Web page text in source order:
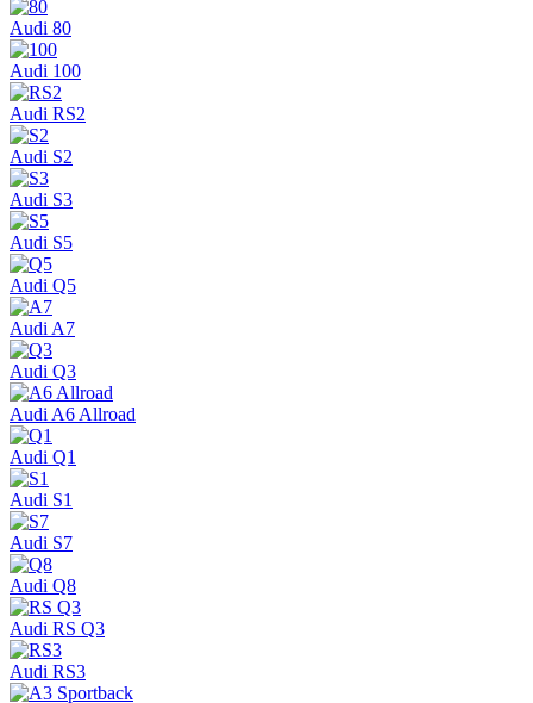
Audi 80
Audi 100
Audi RS2
Audi S2
Audi S3
Audi S5
Audi Q5
Audi A7
Audi Q3
Audi A6 Allroad
Audi Q1
Audi S1
Audi S7
Audi Q8
Audi RS Q3
Audi RS3